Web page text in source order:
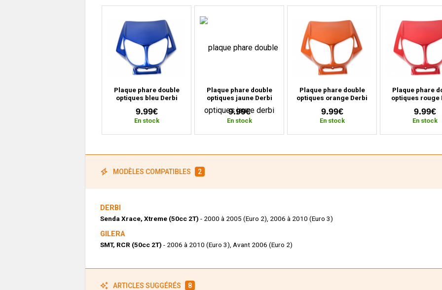
Plaque phare double
optiques bleu Derbi
9.99€
En stock
Plaque phare double
optiques jaune Derbi
Senda (2000 à 2010)
9.99€
En stock
Plaque phare double
optiques orange Derbi
9.99€
En stock
Plaque phare
optiques rouge
9.99€
En stock
MODÈLES COMPATIBLES 2
DERBI
Senda Xrace, Xtreme (50cc 2T) - 2000 à 2005 (Euro 2), 2006 à 2010 (Euro 3)
GILERA
SMT, RCR (50cc 2T) - 2006 à 2010 (Euro 3), Avant 2006 (Euro 2)
ARTICLES SUGGÉRÉS 8